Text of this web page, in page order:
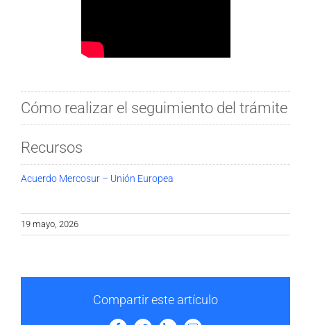
Cómo realizar el seguimiento del trámite
Recursos
Acuerdo Mercosur – Unión Europea
19 mayo, 2026
Compartir este artículo